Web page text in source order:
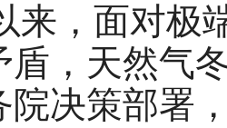
来，面对极
盾，天然气
院决策部署